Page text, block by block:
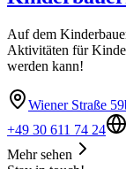
Auf dem
Aktivitäten für
werden kann!
Wiener Straße
+49 30 611 74 24
Mehr sehen